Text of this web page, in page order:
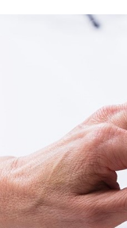
ביתנו. אז מה
בדיקה
בקודן, אשר מי
של אחד
את קוד
ולא כולם
שלכם ועדיין לא